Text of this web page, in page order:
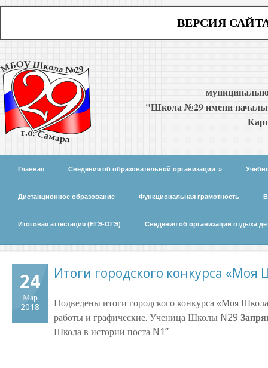
ВЕРСИЯ
"Школа №29 имени
Главная Сведения об образовательной организации »
Дистанционное образование Функциональная грамотность
Итоговая аттестация (ЕГЭ-ОГЭ) Сведения об организации отдыха
24
Мар
2018
Итоги городского конкурса «Моя
Подведены итоги городского конкурса «Моя
работы и графические. Ученица Школы N29
Школа в истории поста N1”